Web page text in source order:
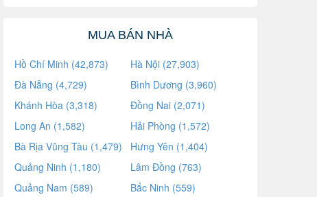
MUA BÁN NHÀ
Hồ Chí Minh (42,873)
Hà Nội (27,903)
Đà Nẵng (4,729)
Bình Dương (3,960)
Khánh Hòa (3,318)
Đồng Nai (2,071)
Long An (1,582)
Hải Phòng (1,572)
Bà Rịa Vũng Tàu (1,479)
Hưng Yên (1,404)
Quảng Ninh (1,180)
Lâm Đồng (763)
Quảng Nam (589)
Bắc Ninh (559)